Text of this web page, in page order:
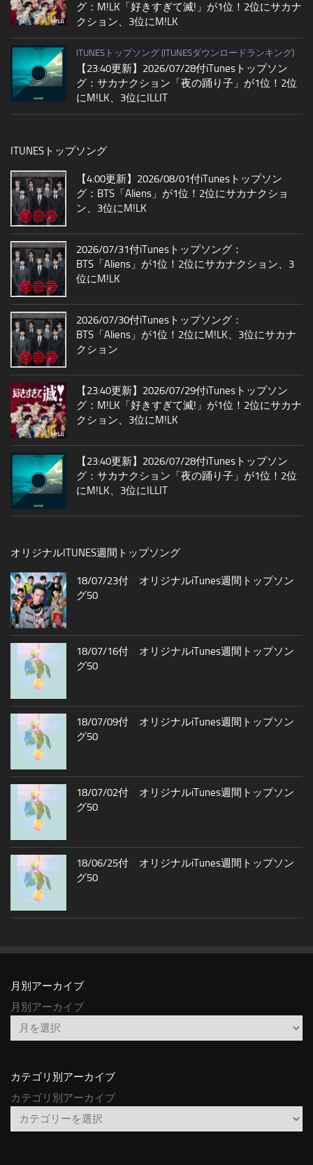
グ：M!LK「好きすぎて滅!」が1位！2位にサカナ
クション、3位にM!LK
ITUNESトップソング (ITUNESダウンロードランキング)
【23:40更新】2026/07/28付iTunesトップソン
グ：サカナクション「夜の踊り子」が1位！2位
にM!LK、3位にILLIT
ITUNESトップソング
【4:00更新】2026/08/01付iTunesトップソン
グ：BTS「Aliens」が1位！2位にサカナクショ
ン、3位にM!LK
2026/07/31付iTunesトップソング：
BTS「Aliens」が1位！2位にサカナクション、3
位にM!LK
2026/07/30付iTunesトップソング：
BTS「Aliens」が1位！2位にM!LK、3位にサカナ
クション
【23:40更新】2026/07/29付iTunesトップソン
グ：M!LK「好きすぎて滅!」が1位！2位にサカナ
クション、3位にM!LK
【23:40更新】2026/07/28付iTunesトップソン
グ：サカナクション「夜の踊り子」が1位！2位
にM!LK、3位にILLIT
オリジナルITUNES週間トップソング
18/07/23付 オリジナルiTunes週間トップソン
グ50
18/07/16付 オリジナルiTunes週間トップソン
グ50
18/07/09付 オリジナルiTunes週間トップソン
グ50
18/07/02付 オリジナルiTunes週間トップソン
グ50
18/06/25付 オリジナルiTunes週間トップソン
グ50
月別アーカイブ
月別アーカイブ
カテゴリ別アーカイブ
カテゴリ別アーカイブ